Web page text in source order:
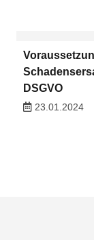
DSGVO
23.01.2024